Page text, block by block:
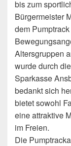
bis zum
Bürgermeister
dem
Altersgruppen
wurde durch
Sparkasse
bedankt sich
bietet sowohl
eine attraktive
im Freien.
Die